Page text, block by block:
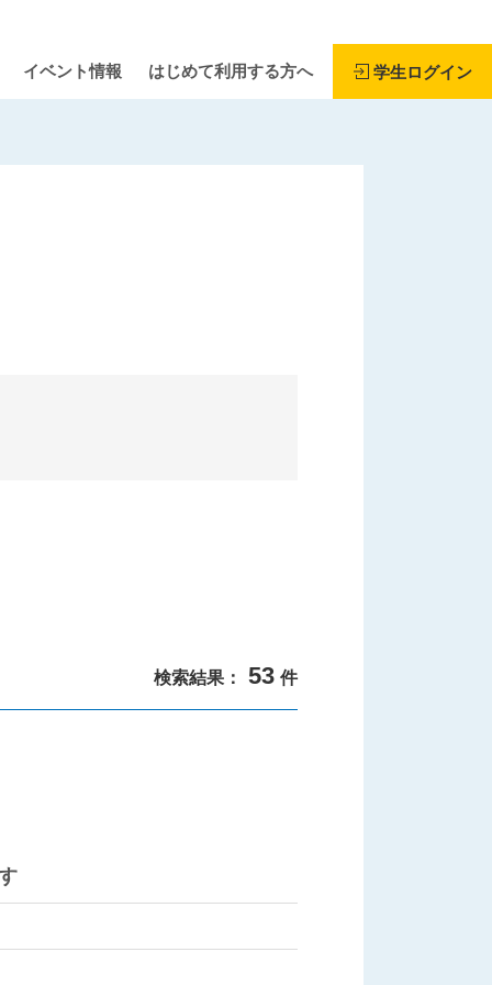
イベント情報 はじめて利用する方へ 学生ログイン
検索結果： 53 件